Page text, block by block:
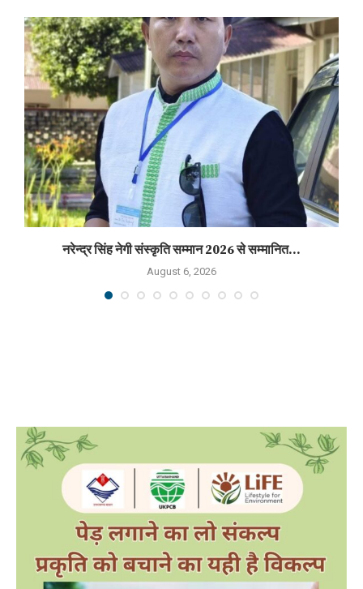
नरेन्द्र सिंह नेगी संस्कृति सम्मान 2026 से सम्मानित...
August 6, 2026